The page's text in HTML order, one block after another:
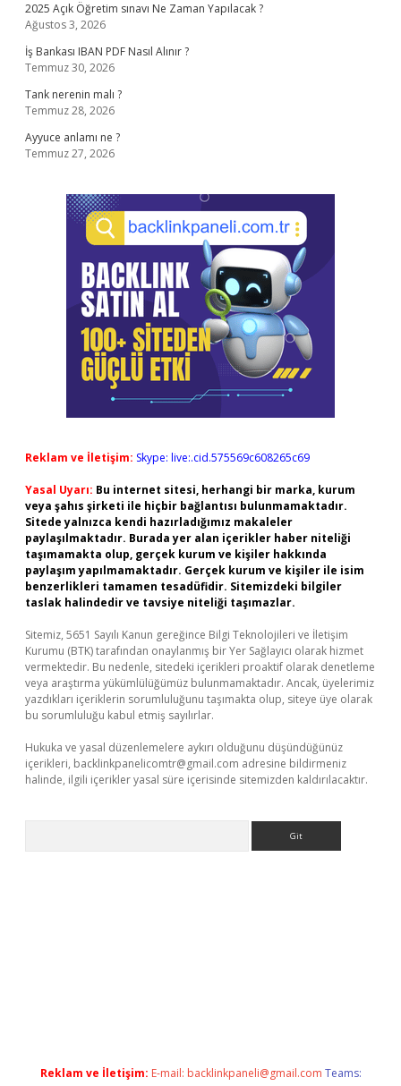
2025 Açık Öğretim sınavı Ne Zaman Yapılacak ?
Ağustos 3, 2026
İş Bankası IBAN PDF Nasıl Alınır ?
Temmuz 30, 2026
Tank nerenin malı ?
Temmuz 28, 2026
Ayyuce anlamı ne ?
Temmuz 27, 2026
Reklam ve İletişim: Skype: live:.cid.575569c608265c69
Yasal Uyarı: Bu internet sitesi, herhangi bir marka, kurum
veya şahıs şirketi ile hiçbir bağlantısı bulunmamaktadır.
Sitede yalnızca kendi hazırladığımız makaleler
paylaşılmaktadır. Burada yer alan içerikler haber niteliği
taşımamakta olup, gerçek kurum ve kişiler hakkında
paylaşım yapılmamaktadır. Gerçek kurum ve kişiler ile isim
benzerlikleri tamamen tesadüfidir. Sitemizdeki bilgiler
taslak halindedir ve tavsiye niteliği taşımazlar.
Sitemiz, 5651 Sayılı Kanun gereğince Bilgi Teknolojileri ve İletişim
Kurumu (BTK) tarafından onaylanmış bir Yer Sağlayıcı olarak hizmet
vermektedir. Bu nedenle, sitedeki içerikleri proaktif olarak denetleme
veya araştırma yükümlülüğümüz bulunmamaktadır. Ancak, üyelerimiz
yazdıkları içeriklerin sorumluluğunu taşımakta olup, siteye üye olarak
bu sorumluluğu kabul etmiş sayılırlar.
Hukuka ve yasal düzenlemelere aykırı olduğunu düşündüğünüz
içerikleri, backlinkpanelicomtr@gmail.com adresine bildirmeniz
halinde, ilgili içerikler yasal süre içerisinde sitemizden kaldırılacaktır.
Reklam ve İletişim: E-mail: backlinkpaneli@gmail.com Teams: